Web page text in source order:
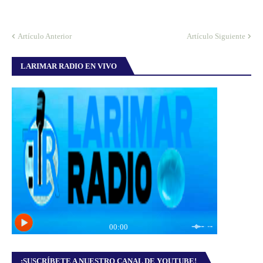
Artículo Anterior Artículo Siguiente
LARIMAR RADIO EN VIVO
¡SUSCRÍBETE A NUESTRO CANAL DE YOUTUBE!